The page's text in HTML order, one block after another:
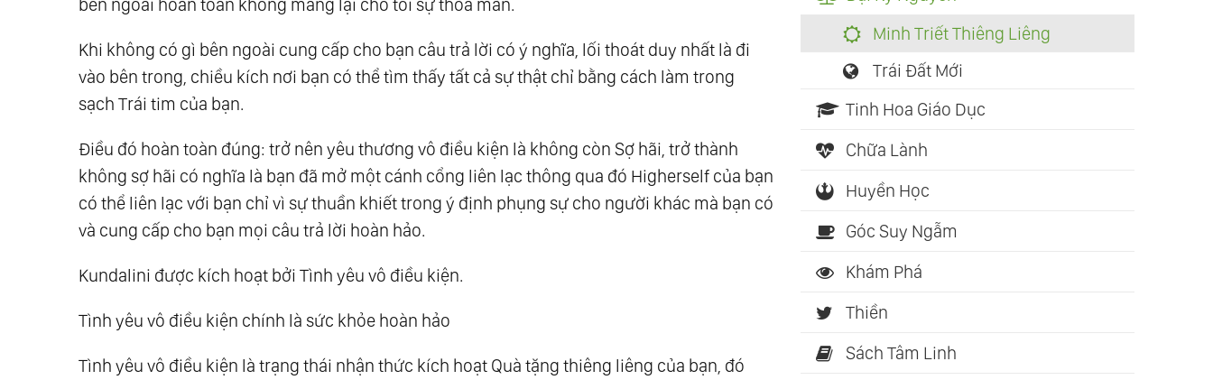
bên ngoài hoàn toàn không mang lại cho tôi sự thõa mãn.
Khi không có gì bên ngoài cung cấp cho bạn câu trả lời có ý nghĩa, lối thoát duy nhất là đi
vào bên trong, chiều kích nơi bạn có thể tìm thấy tất cả sự thật chỉ bằng cách làm trong
sạch Trái tim của bạn.
Điều đó hoàn toàn đúng: trở nên yêu thương vô điều kiện là không còn Sợ hãi, trở thành
không sợ hãi có nghĩa là bạn đã mở một cánh cổng liên lạc thông qua đó Higherself của bạn
có thể liên lạc với bạn chỉ vì sự thuần khiết trong ý định phụng sự cho người khác mà bạn có
và cung cấp cho bạn mọi câu trả lời hoàn hảo.
Kundalini được kích hoạt bởi Tình yêu vô điều kiện.
Tình yêu vô điều kiện chính là sức khỏe hoàn hảo
Tình yêu vô điều kiện là trạng thái nhận thức kích hoạt Quà tặng thiêng liêng của bạn, đó
Minh Triết Thiêng Liêng
Trái Đất Mới
Tinh Hoa Giáo Dục
Chữa Lành
Huyền Học
Góc Suy Ngẫm
Khám Phá
Thiền
Sách Tâm Linh